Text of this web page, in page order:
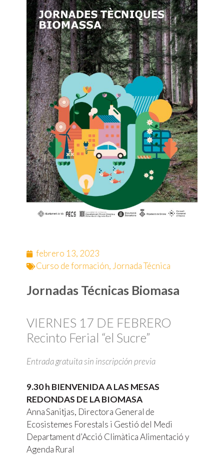
febrero 13, 2023
Curso de formación,Jornada Técnica
Jornadas Técnicas Biomasa
VIERNES 17 DE FEBRERO
Recinto Ferial “el Sucre”
Entrada gratuita sin inscripción previa
9.30 h BIENVENIDAALAS MESAS
REDONDAS DE LABIOMASA
AnnaSanitjas, Directora General de
Ecosistemes Forestals i Gestió del Medi
Departamentd’Acció ClimàticaAlimentació y
Agenda Rural